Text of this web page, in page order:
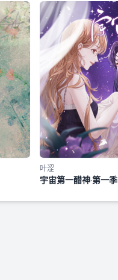
叶涩
宇宙第一醋神·第一季